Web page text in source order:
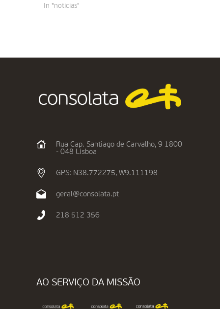
In "noticias"
Rua Cap. Santiago de Carvalho, 9 1800
- 048 Lisboa
GPS: N38.772275, W9.111198
geral@consolata.pt
218 512 356
AO SERVIÇO DA MISSÃO